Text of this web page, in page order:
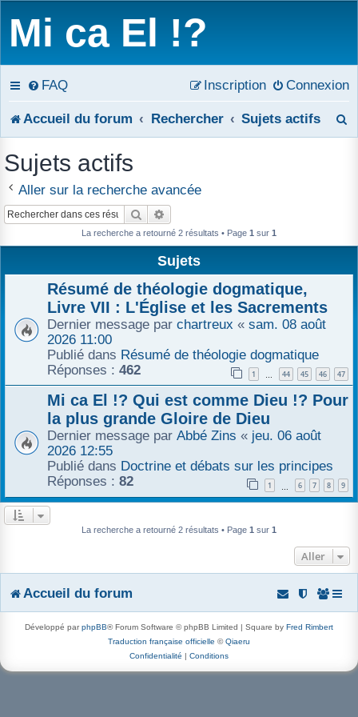
Mi ca El !?
FAQ Connexion
Inscription
Accueil du forum Rechercher Sujets actifs
Sujets actifs
Aller sur la recherche avancée
Rechercher
La recherche a retourné 2 résultats • Page 1 sur 1
Sujets
Résumé de théologie dogmatique,
Livre VII : L'Église et les Sacrements
Dernier message par chartreux « sam. 08 août
2026 11:00
Publié dans Résumé de théologie dogmatique
Réponses : 462 1 … 44 45 46 47
Mi ca El !? Qui est comme Dieu !? Pour
la plus grande Gloire de Dieu
Dernier message par Abbé Zins « jeu. 06 août
2026 12:55
Publié dans Doctrine et débats sur les principes
Réponses : 82 1 6 7 8 9
La recherche a retourné 2 résultats • Page 1 sur 1
Aller
Accueil du forum
Développé parphpBB® Forum Software © phpBB Limited | Square by Fred Rimbert
Traduction française officielle ©Qiaeru
Confidentialité | Conditions